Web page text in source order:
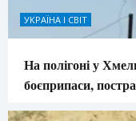
УКРАЇНА І СВІТ
На полігоні у
боєприпаси,